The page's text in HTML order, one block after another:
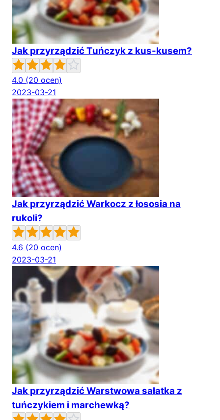
Jak przyrządzić Tuńczyk z kus-kusem?
4.0 (20 ocen)
2023-03-21
Jak przyrządzić Warkocz z łososia na
rukoli?
4.6 (20 ocen)
2023-03-21
Jak przyrządzić Warstwowa sałatka z
tuńczykiem i marchewką?